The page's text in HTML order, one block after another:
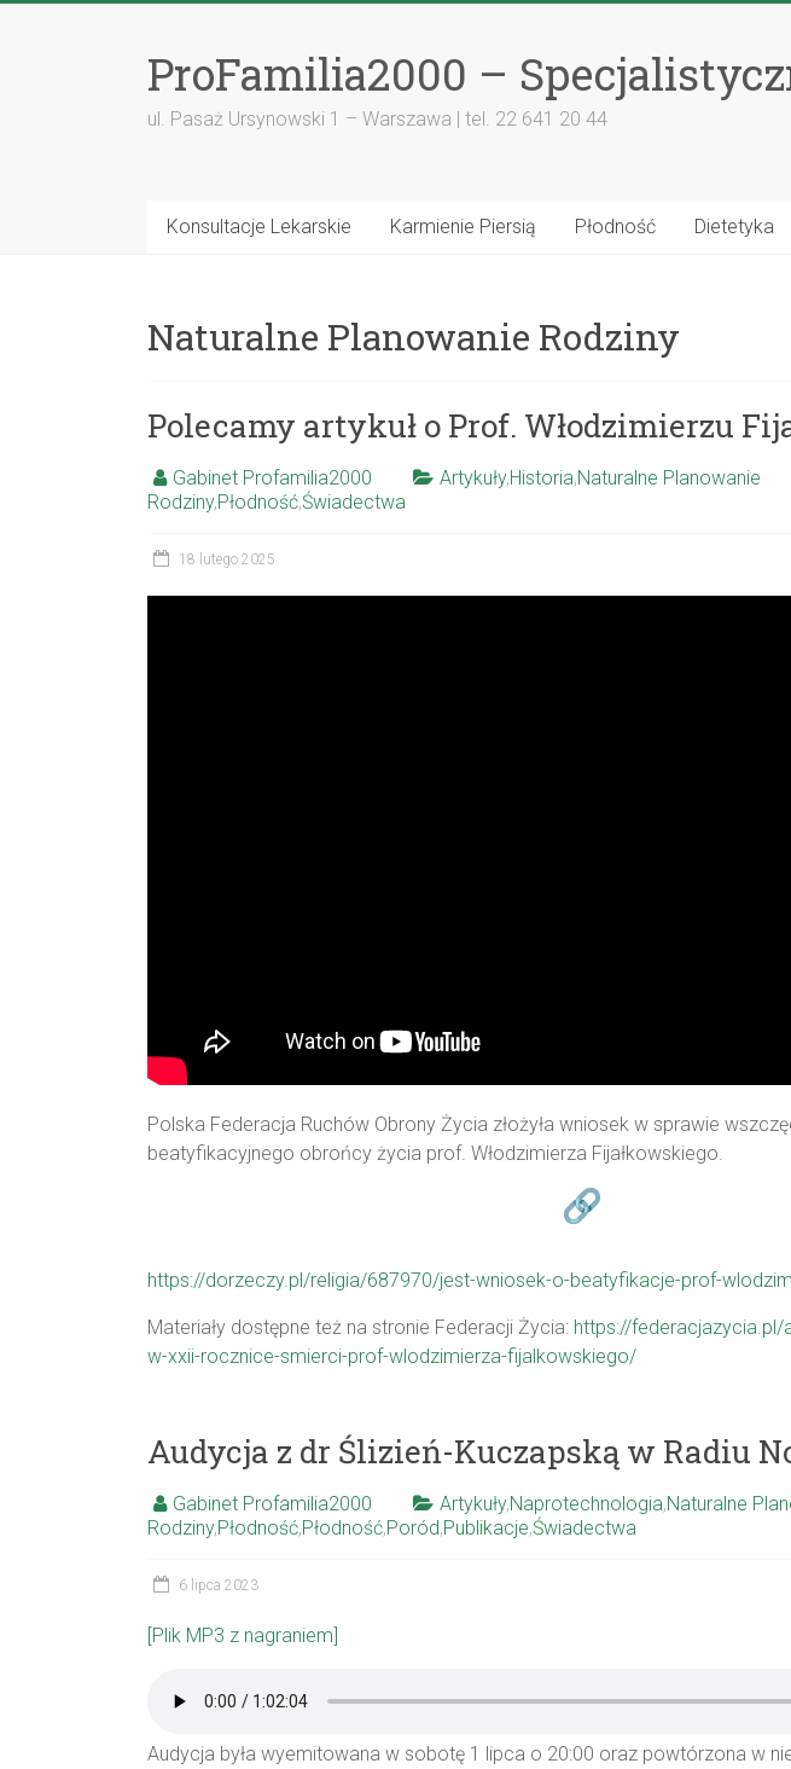
ProFamilia2000 –
ul. Pasaż Ursynowski 1 – Warszawa | tel. 22 641 20 44
Konsultacje Lekarskie Karmienie Piersią Płodność Dietetyka
Naturalne Planowanie Rodziny
Polecamy artykuł o Prof. Włodzimierzu
Gabinet Profamilia2000 Artykuły,Historia,Naturalne Planowanie
Rodziny,Płodność,Świadectwa
18 lutego 2025
Polska Federacja Ruchów Obrony Życia złożyła wniosek w sprawie
beatyfikacyjnego obrońcy życia prof. Włodzimierza Fijałkowskiego.
https://dorzeczy.pl/religia/687970/jest-wniosek-o-beatyfikacje-prof-
Materiały dostępne też na stronie Federacji Życia: https://
w-xxii-rocznice-smierci-prof-wlodzimierza-fijalkowskiego/
Audycja z dr Ślizień-Kuczapską w Radiu
Gabinet Profamilia2000 Artykuły,Naprotechnologia,Naturalne
Rodziny,Płodność,Płodność,Poród,Publikacje,Świadectwa
6 lipca 2023
[Plik MP3 z nagraniem]
Audycja była wyemitowana w sobotę 1 lipca o 20:00 oraz powtórzona w